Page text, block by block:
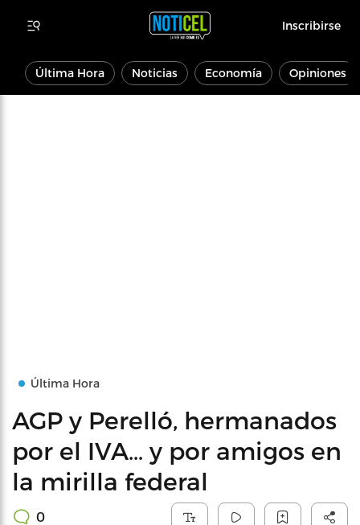
Inscribirse
Última Hora Noticias Economía Opiniones
Última Hora
AGP y Perelló, hermanados
por el IVA… y por amigos en
la mirilla federal
0